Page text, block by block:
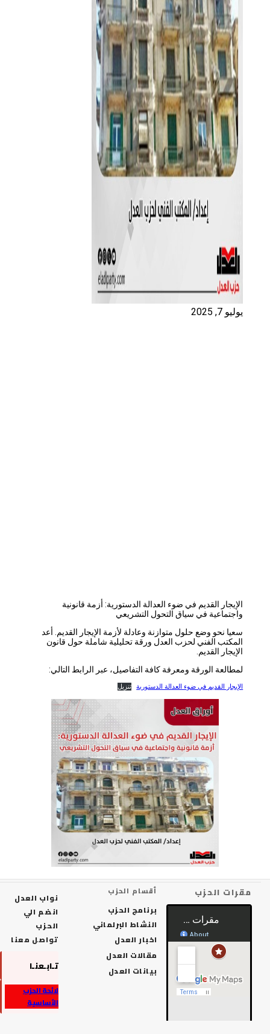
الإيجار القديم في ضوء العدالة الدستورية: أزمة قانونية
واجتماعية في سياق التحول التشريعي
سعيا نحو وضع حلول متوازنة وعادلة لأزمة الإيجار القديم. أعد
المكتب الفني لحزب العدل ورقة تحليلية شاملة حول قانون
الإيجار القديم.
لمطالعة الورقة ومعرفة كافة التفاصيل، عبر الرابط التالي:
الإيجار القديم في ضوء العدالة الدستورية تنزيل
الحزب أقسام الحزب
برنامج الحزب
النشاط البرلماني
اخبار العدل
مقالات العدل
بيانات العدل
نواب العدل
انضم الي
تواصل معنا
تـابـعنـا
لائحة الحزب
الأساسية